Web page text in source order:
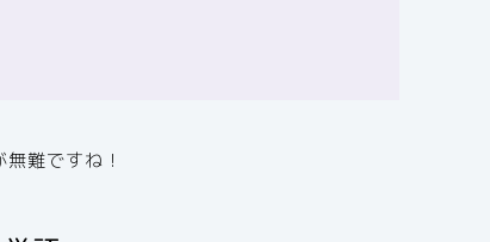
難ですね！